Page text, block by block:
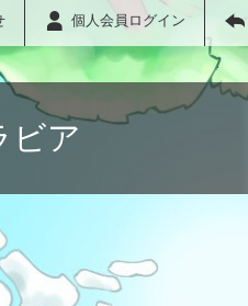
個人会員ログイン
ビア